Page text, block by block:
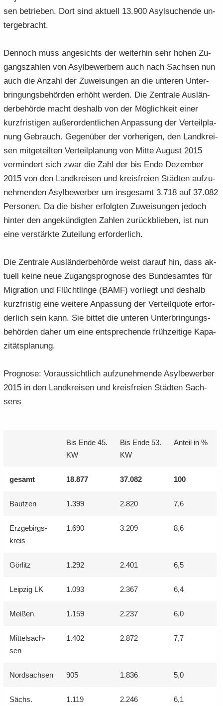
sen be­trie­ben. Dort sind ak­tu­ell 13.900 Asyl­su­chen­de un­
ter­ge­bracht.
Den­noch muss an­ge­sichts der wei­ter­hin sehr hohen Zu­
gangs­zah­len von Asyl­be­wer­bern auch nach Sach­sen nun
auch die An­zahl der Zu­wei­sun­gen an die un­te­ren Un­ter­
brin­gungs­be­hör­den er­höht wer­den. Die Zen­tra­le Aus­län­
der­be­hör­de macht des­halb von der Mög­lich­keit einer
kurz­fris­ti­gen au­ßer­or­dent­li­chen An­pas­sung der Ver­teil­pla­
nung Ge­brauch. Ge­gen­über der vor­he­ri­gen, den Land­krei­
sen mit­ge­teil­ten Ver­teil­pla­nung von Mitte Au­gust 2015
ver­min­dert sich zwar die Zahl der bis Ende De­zem­ber
2015 von den Land­krei­sen und kreis­frei­en Städ­ten auf­zu­
neh­men­den Asyl­be­wer­ber um ins­ge­samt 3.718 auf 37.082
Per­so­nen. Da die bis­her er­folg­ten Zu­wei­sun­gen je­doch
hin­ter den an­ge­kün­dig­ten Zah­len zu­rück­blie­ben, ist nun
eine ver­stärk­te Zu­tei­lung er­for­der­lich.
Die Zen­tra­le Aus­län­der­be­hör­de weist dar­auf hin, dass ak­
tu­ell keine neue Zu­gangs­pro­gno­se des Bun­des­am­tes für
Mi­gra­ti­on und Flücht­lin­ge (BAMF) vor­liegt und des­halb
kurz­fris­tig eine wei­te­re An­pas­sung der Ver­teil­quo­te er­for­
der­lich sein kann. Sie bit­tet die un­te­ren Un­ter­brin­gungs­
be­hör­den daher um eine ent­spre­chen­de früh­zei­ti­ge Ka­pa­
zi­täts­pla­nung.
Pro­gno­se: Vor­aus­sicht­lich auf­zu­neh­men­de Asyl­be­wer­ber
2015 in den Land­krei­sen und kreis­frei­en Städ­ten Sach­
sens
Bis Ende 45.
KW
Bis Ende 53.
KW
An­teil in %
ge­samt 18.877 37.082 100
Baut­zen 1.399 2.820 7,6
Erz­ge­birgs­
kreis
1.690 3.209 8,6
Gör­litz 1.292 2.401 6,5
Leip­zig LK 1.093 2.367 6,4
Mei­ßen 1.159 2.237 6,0
Mit­tel­sach­
sen
1.402 2.872 7,7
Nord­sach­sen 905 1.836 5,0
Sächs.
1.119 2.246 6,1